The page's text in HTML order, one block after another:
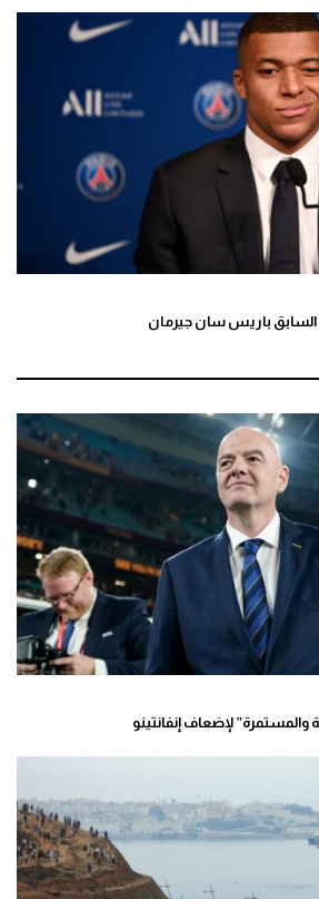
السابق باريس سان جيرمان
لإضعاف إنفانتينو